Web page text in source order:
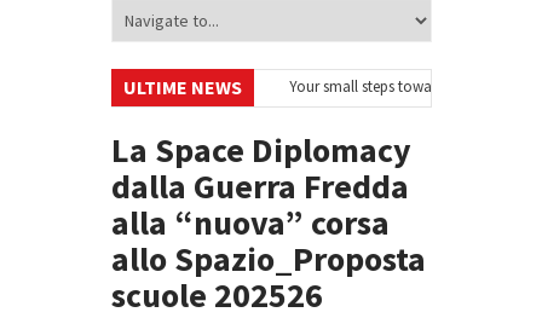
ULTIME NEWS
– Ciclo di webinar •
Your small steps towards sustainability
finanziaria
• Oxford Debate Lab – Borse di studio 2026/27
La Space Diplomacy
dalla Guerra Fredda
alla “nuova” corsa
allo Spazio_Proposta
scuole 202526